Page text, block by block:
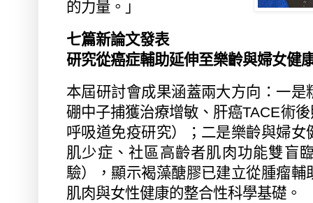
的力量。」
七篇新論文發表
研究從癌症輔助延伸至樂齡與婦女健
本屆研討會成果涵蓋兩大方向：一
硼中子捕獲治療增敏、肝癌TACE術
呼吸道免疫研究）；二是樂齡與婦
肌少症、社區高齡者肌肉功能雙盲
驗），顯示褐藻醣膠已建立從腫瘤
肌肉與女性健康的整合性科學基礎。